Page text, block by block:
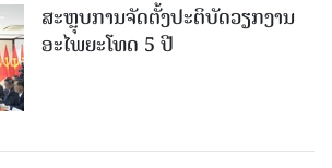
ສະຫຼຸບການຈັດຕັ້ງປະຕິບັດວຽກງານ
ອະໄພຍະໂທດ 5 ປີ